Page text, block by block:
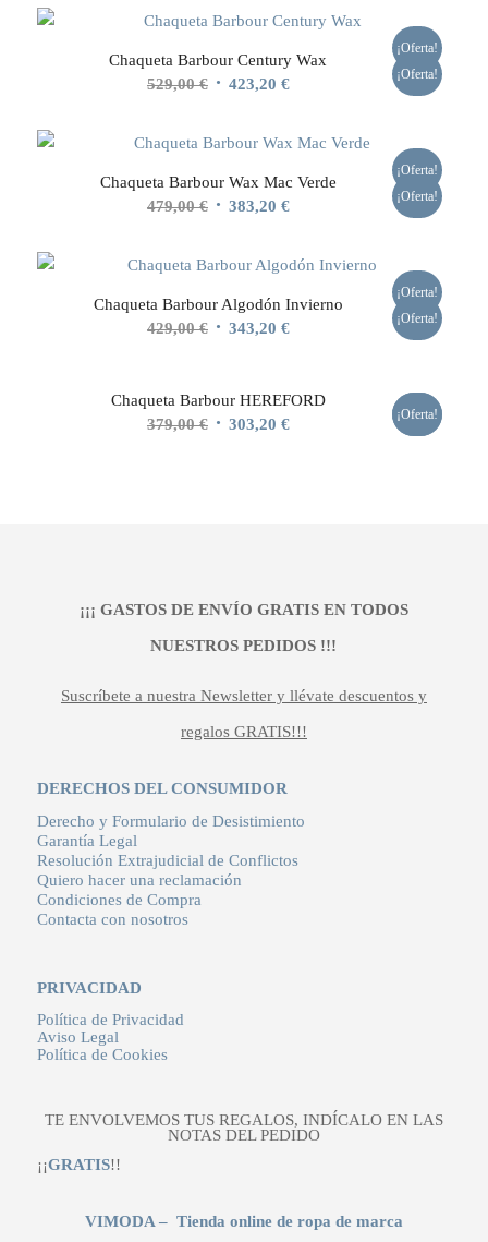
¡Oferta!
Chaqueta Barbour Century Wax
529,00€ El
original
529,00 €.
423,20 €El
actual
423,20 €.
¡Oferta!
¡Oferta!
Chaqueta Barbour Wax Mac Verde
479,00€ El
original
479,00 €.
383,20 €El
actual
383,20 €.
¡Oferta!
¡Oferta!
Chaqueta Barbour Algodón Invierno
429,00€ El
era:
429,00 €.
343,20 €El
es:
343,20 €.
¡Oferta!
¡Oferta!
Chaqueta Barbour HEREFORD
379,00€ El 303,20 €El
¡Oferta!
¡¡¡ GASTOS DE ENVÍO GRATIS EN TODOS
NUESTROS PEDIDOS !!!
Suscríbete a nuestra Newsletter y llévate descuentos y
regalos GRATIS!!!
DERECHOS DEL CONSUMIDOR
Derecho y Formulario de Desistimiento
Garantía Legal
Resolución Extrajudicial de Conflictos
Quiero hacer una reclamación
Condiciones de Compra
Contacta con nosotros
PRIVACIDAD
Política de Privacidad
Aviso Legal
Política de Cookies
TE ENVOLVEMOS TUS REGALOS, INDÍCALO EN LAS
NOTAS DEL PEDIDO
¡¡GRATIS!!
VIMODA – Tienda online de ropa de marca